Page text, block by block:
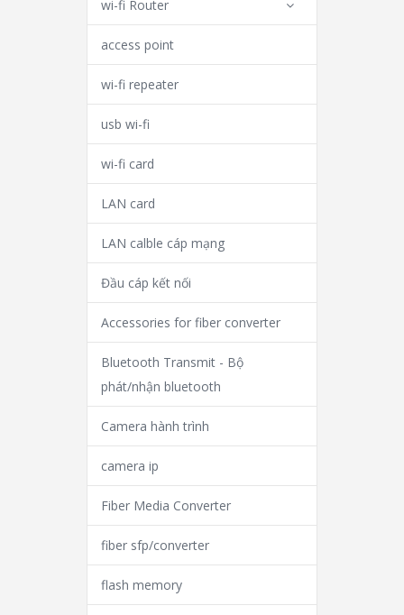
wi-fi Router
access point
wi-fi repeater
usb wi-fi
wi-fi card
LAN card
LAN calble cáp mạng
Đầu cáp kết nối
Accessories for fiber converter
Bluetooth Transmit - Bộ
phát/nhận bluetooth
Camera hành trình
camera ip
Fiber Media Converter
fiber sfp/converter
flash memory